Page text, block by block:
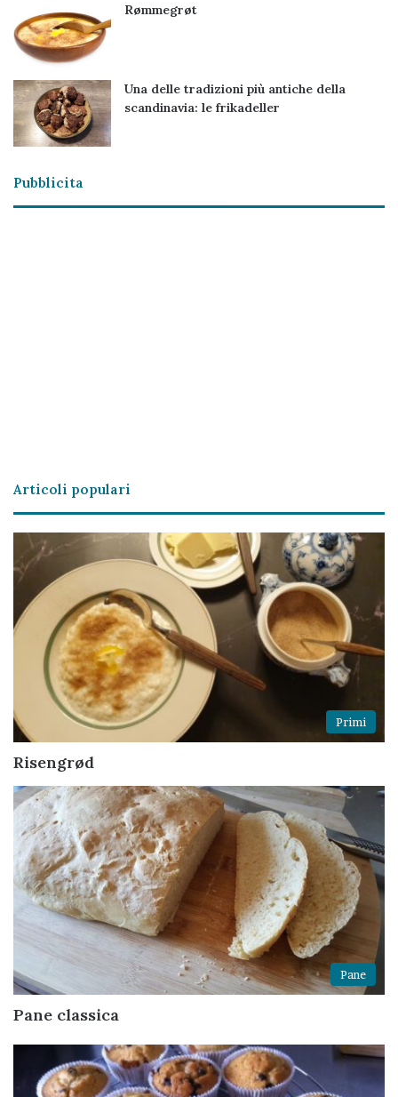
Rømmegrøt
Una delle tradizioni più antiche della
scandinavia: le frikadeller
Pubblicita
Articoli populari
Primi
Risengrød
Pane
Pane classica